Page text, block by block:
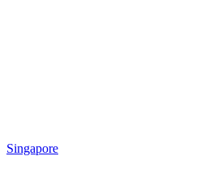
Singapore